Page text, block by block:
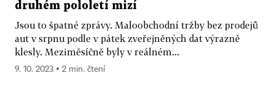
druhém pololetí mizí
Jsou to špatné zprávy. Maloobchodní tržby bez prodejů
aut v srpnu podle v pátek zveřejněných dat výrazně
klesly. Meziměsíčně byly v reálném...
9. 10. 2023 ▪ 2 min. čtení